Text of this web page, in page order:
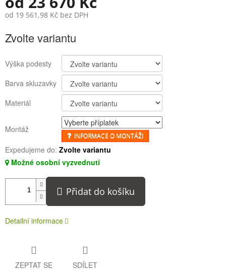
od 19 561,98 Kč bez DPH
cena:
Zvolte variantu
Výška podesty
Barva skluzavky
Materiál
Montáž
INFORMACE O MONTÁŽI
Expedujeme do: Zvolte variantu
Možné osobní vyzvednutí
Přidat do košíku
Detailní informace
ZEPTAT SE SDÍLET